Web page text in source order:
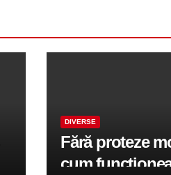
DIVERSE
Fără proteze
cum